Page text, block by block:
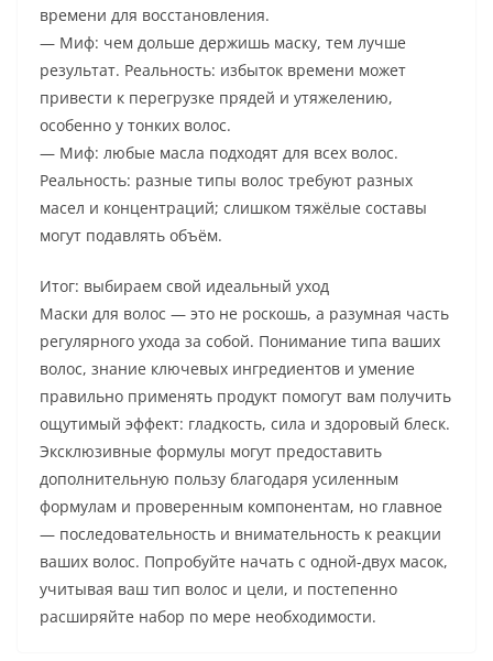
времени для восстановления.
— Миф: чем дольше держишь маску, тем лучше
результат. Реальность: избыток времени может
привести к перегрузке прядей и утяжелению,
особенно у тонких волос.
— Миф: любые масла подходят для всех волос.
Реальность: разные типы волос требуют разных
масел и концентраций; слишком тяжёлые составы
могут подавлять объём.
Итог: выбираем свой идеальный уход
Маски для волос — это не роскошь, а разумная часть
регулярного ухода за собой. Понимание типа ваших
волос, знание ключевых ингредиентов и умение
правильно применять продукт помогут вам получить
ощутимый эффект: гладкость, сила и здоровый блеск.
Эксклюзивные формулы могут предоставить
дополнительную пользу благодаря усиленным
формулам и проверенным компонентам, но главное
— последовательность и внимательность к реакции
ваших волос. Попробуйте начать с одной-двух масок,
учитывая ваш тип волос и цели, и постепенно
расширяйте набор по мере необходимости.